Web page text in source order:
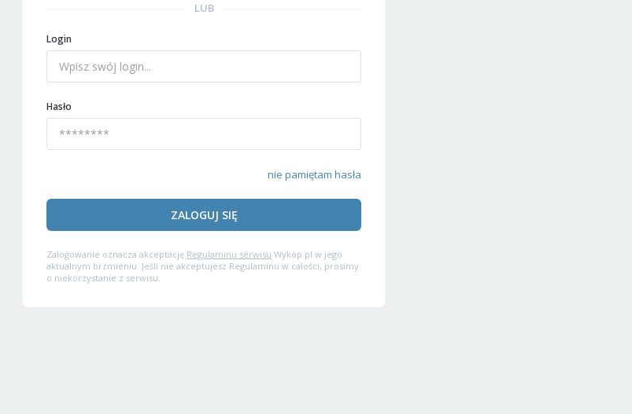
LUB
Login
Hasło
nie pamiętam hasła
ZALOGUJ SIĘ
Zalogowanie oznacza akceptację Regulaminu serwisu Wykop.pl w jego
aktualnym brzmieniu. Jeśli nie akceptujesz Regulaminu w całości, prosimy
o niekorzystanie z serwisu.